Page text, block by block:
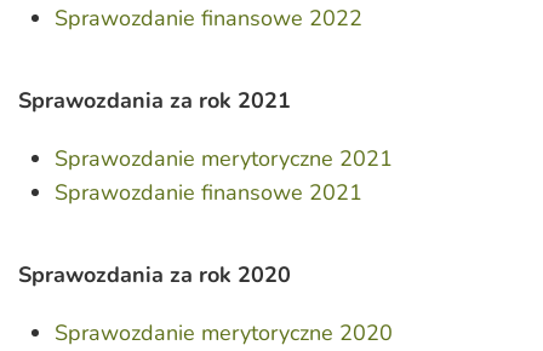
Sprawozdanie finansowe 2022
Sprawozdania za rok 2021
Sprawozdanie merytoryczne 2021
Sprawozdanie finansowe 2021
Sprawozdania za rok 2020
Sprawozdanie merytoryczne 2020